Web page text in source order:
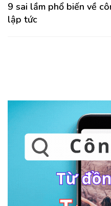
9 sai lầm phổ biến về
lập tức